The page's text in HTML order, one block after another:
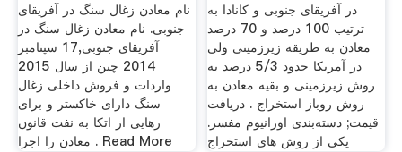
نام معادن زغال سنگ در آفریقای
جنوبی. نام معادن زغال سنگ در
آفریقای جنوبی,17 سپتامبر
2014 چین از سال 2015
واردات و فروش داخلی زغال
سنگ دارای خاکستر و برای
رهایی از اتکا به نفت قانون
معادن را اجرا . Read More
در آفریقای جنوبی و کانادا به
ترتیب 100 درصد و 70 درصد
معادن به طریقه زیرزمینی ولی
در آمریکا حدود 5/3 درصد به
روش زیرزمینی و بقیه معادن به
روش روباز استخراج . دریافت
قیمت; دسته‌بندی اورانیوم مفسر.
یکی از روش های استخراج